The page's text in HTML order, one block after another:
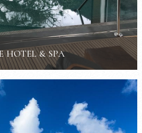
HOTEL & SPA